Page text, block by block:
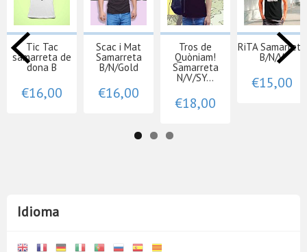
Idioma
Tic Tac
samarreta de
dona B
€16,00
Scac i Mat
Samarreta
B/N/Gold
€16,00
Tros de
Quòniam!
Samarreta
N/V/SY...
€18,00
RiTA Samarreta
B/N/V
€15,00